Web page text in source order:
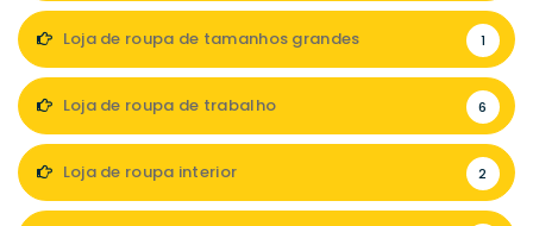
Loja de roupa de tamanhos grandes 1
Loja de roupa de trabalho 6
Loja de roupa interior 2